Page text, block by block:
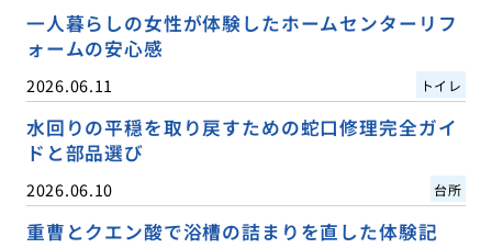
一人暮らしの女性が体験したホームセンターリフ
ォームの安心感
2026.06.11 トイレ
水回りの平穏を取り戻すための蛇口修理完全ガイ
ドと部品選び
2026.06.10 台所
重曹とクエン酸で浴槽の詰まりを直した体験記